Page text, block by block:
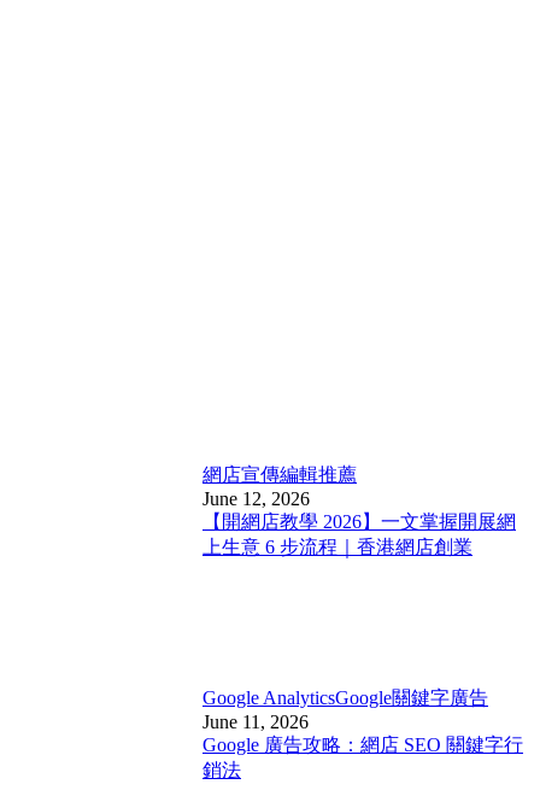
網店宣傳編輯推薦
June 12, 2026
【開網店教學 2026】一文掌握開展網
上生意 6 步流程｜香港網店創業
Google AnalyticsGoogle關鍵字廣告
June 11, 2026
Google 廣告攻略：網店 SEO 關鍵字行
銷法